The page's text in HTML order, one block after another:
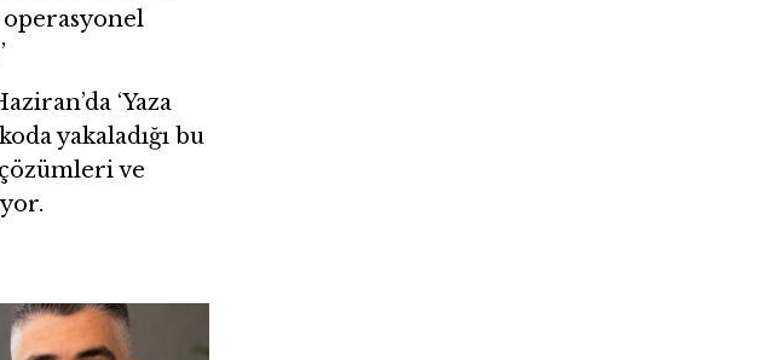
operasyonel
‘Yaza
yakaladığı bu
ve